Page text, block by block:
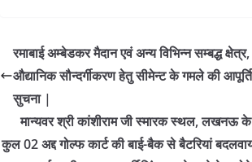
रमाबाई अम्बेडकर मैदान एवं अन्य विभिन्न सम्बद्ध
औद्यानिक सौन्दर्गीकरण हेतु सीमेन्ट के गमले की
सुचना |
मान्यवर श्री कांशीराम जी स्मारक स्थल, लखनऊ के
कुल 02 अद्द गोल्फ कार्ट की बाई-बैक से बैटरियां